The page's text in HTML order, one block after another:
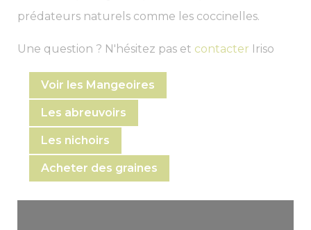
prédateurs naturels comme les coccinelles.
Une question ? N'hésitez pas et contacter Iriso
Voir les Mangeoires
Les abreuvoirs
Les nichoirs
Acheter des graines